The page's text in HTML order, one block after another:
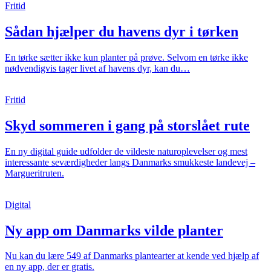
Fritid
Sådan hjælper du havens dyr i tørken
En tørke sætter ikke kun planter på prøve. Selvom en tørke ikke
nødvendigvis tager livet af havens dyr, kan du…
Fritid
Skyd sommeren i gang på storslået rute
En ny digital guide udfolder de vildeste naturoplevelser og mest
interessante seværdigheder langs Danmarks smukkeste landevej –
Margueritruten.
Digital
Ny app om Danmarks vilde planter
Nu kan du lære 549 af Danmarks plantearter at kende ved hjælp af
en ny app, der er gratis.